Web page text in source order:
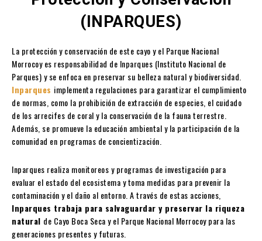
(INPARQUES)
La protección y conservación de este cayo y el Parque Nacional
Morrocoy es responsabilidad de Inparques (Instituto Nacional de
Parques) y se enfoca en preservar su belleza natural y biodiversidad.
Inparques implementa regulaciones para garantizar el cumplimiento
de normas, como la prohibición de extracción de especies, el cuidado
de los arrecifes de coral y la conservación de la fauna terrestre.
Además, se promueve la educación ambiental y la participación de la
comunidad en programas de concientización.
Inparques realiza monitoreos y programas de investigación para
evaluar el estado del ecosistema y toma medidas para prevenir la
contaminación y el daño al entorno. A través de estas acciones,
Inparques trabaja para salvaguardar y preservar la riqueza
natural de Cayo Boca Seca y el Parque Nacional Morrocoy para las
generaciones presentes y futuras.